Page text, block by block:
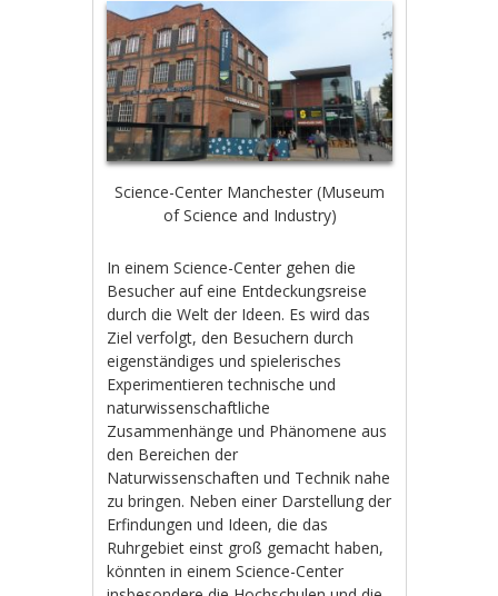
Science-Center Manchester (Museum
of Science and Industry)
In einem Science-Center gehen die
Besucher auf eine Entdeckungsreise
durch die Welt der Ideen. Es wird das
Ziel verfolgt, den Besuchern durch
eigenständiges und spielerisches
Experimentieren technische und
naturwissenschaftliche
Zusammenhänge und Phänomene aus
den Bereichen der
Naturwissenschaften und Technik nahe
zu bringen. Neben einer Darstellung der
Erfindungen und Ideen, die das
Ruhrgebiet einst groß gemacht haben,
könnten in einem Science-Center